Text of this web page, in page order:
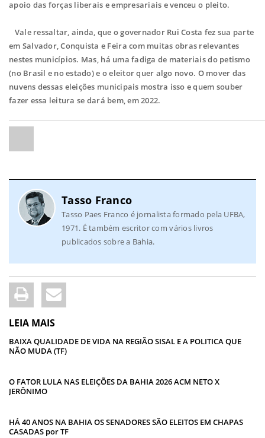
apoio das forças liberais e empresariais e venceu o pleito.
Vale ressaltar, ainda, que o governador Rui Costa fez sua parte
em Salvador, Conquista e Feira com muitas obras relevantes
nestes municípios. Mas, há uma fadiga de materiais do petismo
(no Brasil e no estado) e o eleitor quer algo novo. O mover das
nuvens dessas eleições municipais mostra isso e quem souber
fazer essa leitura se dará bem, em 2022.
Tasso Franco
Tasso Paes Franco é jornalista formado pela UFBA,
1971. É também escritor com vários livros
publicados sobre a Bahia.
LEIA MAIS
BAIXA QUALIDADE DE VIDA NA REGIÃO SISAL E A POLITICA QUE
NÃO MUDA (TF)
O FATOR LULA NAS ELEIÇÕES DA BAHIA 2026 ACM NETO X
JERÔNIMO
HÁ 40 ANOS NA BAHIA OS SENADORES SÃO ELEITOS EM CHAPAS
CASADAS por TF